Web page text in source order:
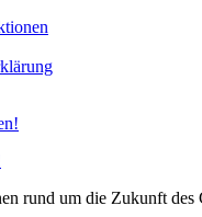
rund um die Zukunft des